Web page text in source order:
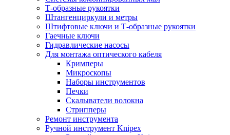
Т-образные рукоятки
Штангенциркули и метры
Штифтовые ключи и Т-образные рукоятки
Гаечные ключи
Гидравлические насосы
Для монтажа оптического кабеля
Кримперы
Микроскопы
Наборы инструментов
Печки
Скалыватели волокна
Стрипперы
Ремонт инструмента
Ручной инструмент Knipex